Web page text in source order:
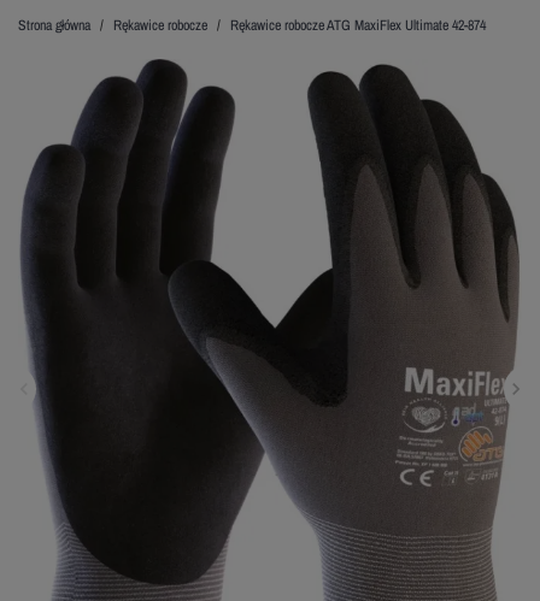
Strona główna Rękawice robocze Rękawice robocze ATG MaxiFlex Ultimate 42-874